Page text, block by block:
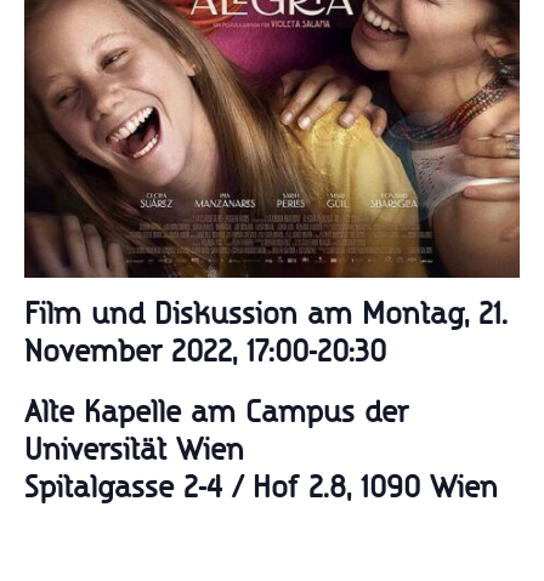
Film und Diskussion am Montag, 21.
November 2022, 17:00-20:30
Alte Kapelle am Campus der
Universität Wien
Spitalgasse 2-4 / Hof 2.8, 1090 Wien